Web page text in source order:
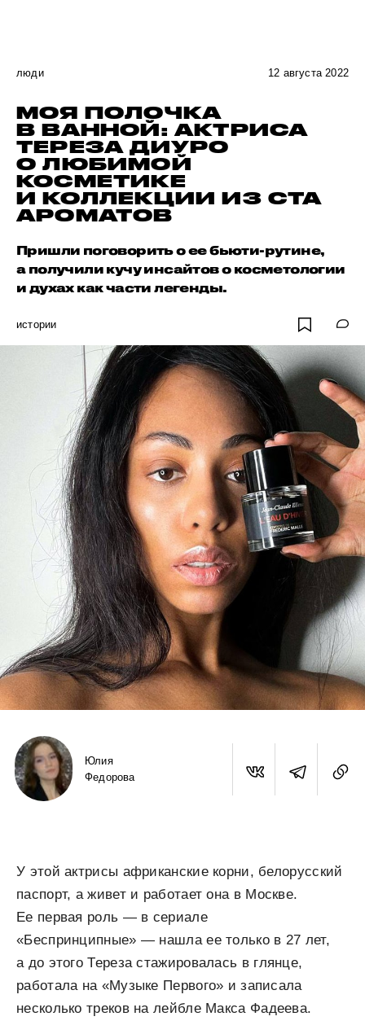
люди 12 августа 2022
МОЯ ПОЛОЧКА
В ВАННОЙ: АКТРИСА
ТЕРЕЗА ДИУРО
О ЛЮБИМОЙ
КОСМЕТИКЕ
И КОЛЛЕКЦИИ ИЗ СТА
АРОМАТОВ
Пришли поговорить о ее бьюти-рутине,
а получили кучу инсайтов о косметологии
и духах как части легенды.
истории
Юлия
Федорова
У этой актрисы африканские корни, белорусский
паспорт, а живет и работает она в Москве.
Ее первая роль — в сериале
«Беспринципные» — нашла ее только в 27 лет,
а до этого Тереза стажировалась в глянце,
работала на «Музыке Первого» и записала
несколько треков на лейбле Макса Фадеева.